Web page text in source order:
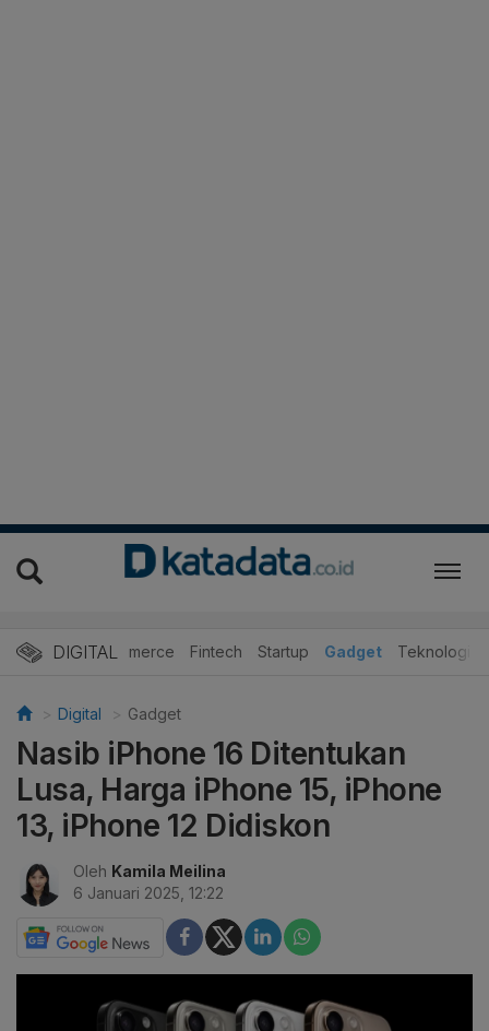
DIGITALE-Commerce Fintech Startup Gadget Teknologi
Digital Gadget
Nasib iPhone 16 Ditentukan
Lusa, Harga iPhone 15, iPhone
13, iPhone 12 Didiskon
Oleh Kamila Meilina
6 Januari 2025, 12:22